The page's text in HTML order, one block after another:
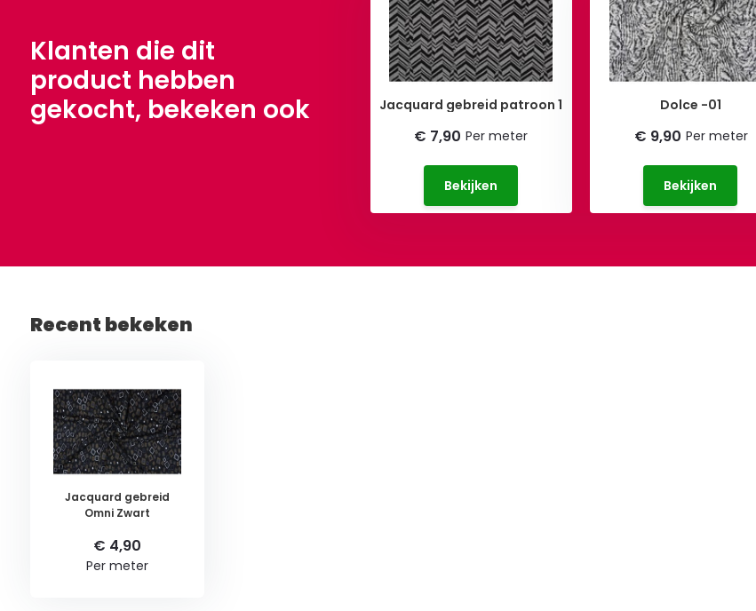
Klanten die dit
product hebben
gekocht, bekeken ook
gebreid patroon
4
Dolce -02 Jacquard gebreid patroon 1
€ 7,90 Per meter
Bekijken
Dolce -01
€ 9,90 Per meter
Bekijken
Recent bekeken
Jacquard gebreid
Omni Zwart
€ 4,90
Per meter